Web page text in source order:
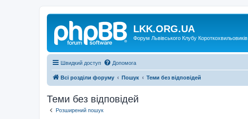
LKK.ORG.UA
Форум Львівського Клубу Короткохвильовиків
Швидкий доступ Допомога
Всі розділи форуму Пошук Теми без відповідей
Теми без відповідей
Розширений пошук